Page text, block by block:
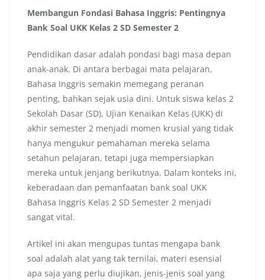
Membangun Fondasi Bahasa Inggris: Pentingnya
Bank Soal UKK Kelas 2 SD Semester 2
Pendidikan dasar adalah pondasi bagi masa depan
anak-anak. Di antara berbagai mata pelajaran,
Bahasa Inggris semakin memegang peranan
penting, bahkan sejak usia dini. Untuk siswa kelas 2
Sekolah Dasar (SD), Ujian Kenaikan Kelas (UKK) di
akhir semester 2 menjadi momen krusial yang tidak
hanya mengukur pemahaman mereka selama
setahun pelajaran, tetapi juga mempersiapkan
mereka untuk jenjang berikutnya. Dalam konteks ini,
keberadaan dan pemanfaatan bank soal UKK
Bahasa Inggris Kelas 2 SD Semester 2 menjadi
sangat vital.
Artikel ini akan mengupas tuntas mengapa bank
soal adalah alat yang tak ternilai, materi esensial
apa saja yang perlu diujikan, jenis-jenis soal yang